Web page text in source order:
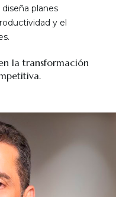
planes
y el
la transformación